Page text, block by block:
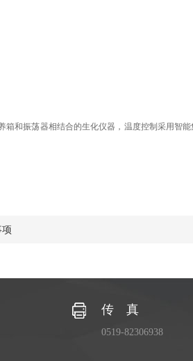
箱和振荡器相结合的生化仪器，温度控制采用智
传 真
0519-82306938